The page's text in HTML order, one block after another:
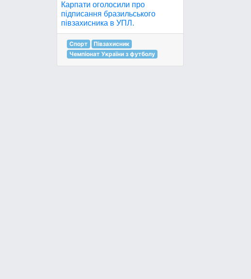
Карпати оголосили про
підписання бразильського
півзахисника в УПЛ.
Спорт
Півзахисник
Чемпіонат України з футболу